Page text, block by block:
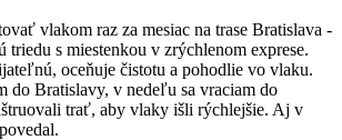
vlakom raz za mesiac na trase Bratislava -
triedu s miestenkou v zrýchlenom exprese.
oceňuje čistotu a pohodlie vo vlaku.
do Bratislavy, v nedeľu sa vraciam do
trať, aby vlaky išli rýchlejšie. Aj v